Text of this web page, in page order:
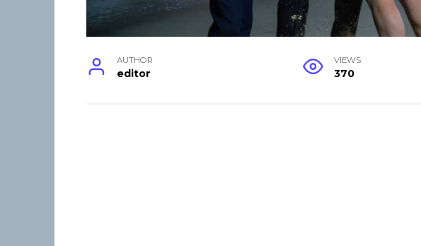
AUTHOR
editor
VIEWS
370